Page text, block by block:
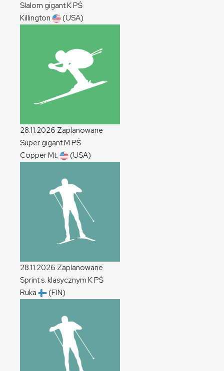
Slalom gigantKPŚ
Killington
(USA)
28.11.2026 Zaplanowane
Super gigantM PŚ
Copper Mt.
(USA)
28.11.2026 Zaplanowane
Sprint s. klasycznym KPŚ
Ruka
(FIN)